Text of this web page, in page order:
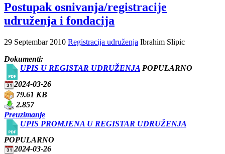
Postupak osnivanja/registracije
udruženja i fondacija
29 Septembar 2010 Registracija udruženja Ibrahim Slipic
Dokumenti:
UPIS U REGISTAR UDRUŽENJA POPULARNO
2024-03-26
79.61 KB
2.857
Preuzimanje
UPIS PROMJENA U REGISTAR UDRUŽENJA
POPULARNO
2024-03-26